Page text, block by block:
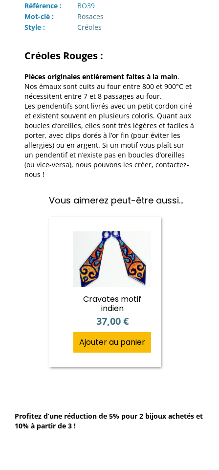
Référence :
BO39
Mot-clé :
Rosaces
Style :
Créoles
Créoles Rouges :
Pièces originales entièrement faites à la main.
Nos émaux sont cuits au four entre 800 et 900°C et
nécessitent entre 7 et 8 passages au four.
Les pendentifs sont livrés avec un petit cordon ciré
et existent souvent en plusieurs coloris. Quant aux
boucles d’oreilles, elles sont très légères et faciles à
porter, avec clips dorés à l’or fin (pour éviter les
allergies) ou en argent. Si un motif vous plaît sur
un pendentif et n’existe pas en boucles d’oreilles
(ou vice-versa), nous pouvons les créer, contactez-
nous !
Vous aimerez peut-être aussi…
Cravates motif
indien
37,00€
Ajouter au panier
Profitez d’une réduction de 5% pour 2 bijoux achetés et
10% à partir de 3 !